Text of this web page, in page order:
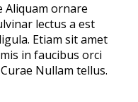
Aliquam ornare
lectus a est
Etiam sit amet
in faucibus orci
Nullam tellus.